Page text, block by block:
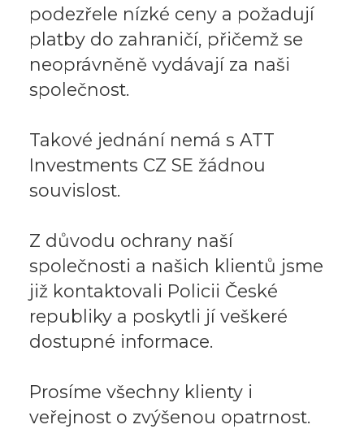
podezřele nízké ceny a požadují
platby do zahraničí, přičemž se
neoprávněně vydávají za naši
společnost.
Takové jednání nemá s ATT
Investments CZ SE žádnou
souvislost.
Z důvodu ochrany naší
společnosti a našich klientů jsme
již kontaktovali Policii České
republiky a poskytli jí veškeré
dostupné informace.
Prosíme všechny klienty i
veřejnost o zvýšenou opatrnost.